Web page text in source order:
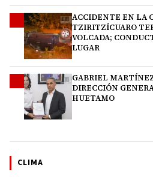
ACCIDENTE EN LA
TZIRITZÍCUARO
VOLCADA;
LUGAR
GABRIEL
DIRECCIÓN
HUETAMO
CLIMA